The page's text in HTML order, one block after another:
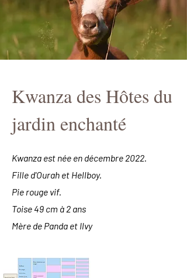
Kwanza des Hôtes du
jardin enchanté
Kwanza est née en décembre 2022.
Fille d'Ourah et Hellboy.
Pie rouge vif.
Toise 49 cm à 2 ans
Mère de Panda et Ilvy